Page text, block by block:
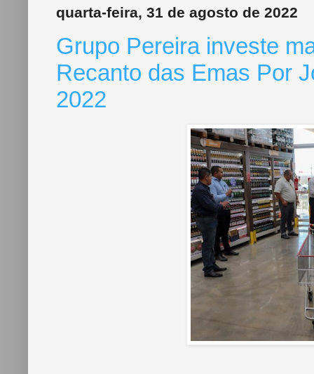
quarta-feira, 31 de agosto de 2022
Grupo Pereira investe
Recanto das Emas Por
2022